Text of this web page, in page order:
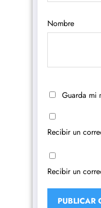
Nombre
Guarda mi
Recibir un
Recibir un